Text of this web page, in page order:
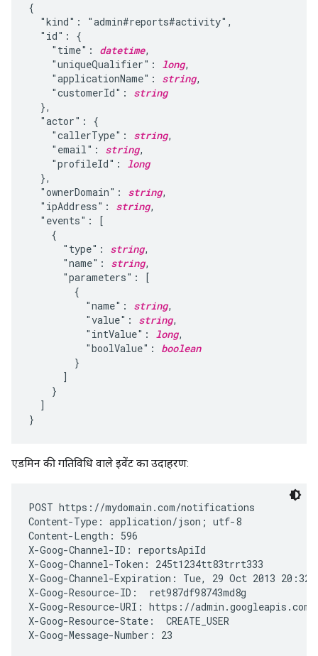
{
  "kind": "admin#reports#activity",
  "id": {
    "time":
datetime,
    "uniqueQualifier":
long,
    "applicationName":
string,
    "customerId":
string
  },
  "actor": {
    "callerType":
string,
    "email":
string,
    "profileId":
long
  },
  "ownerDomain":
string,
  "ipAddress":
string,
  "events": [
    {
      "type":
string,
      "name":
string,
      "parameters": [
        {
          "name":
string,
          "value":
string,
          "intValue":
long,
          "boolValue":
boolean
        }
      ]
    }
  ]
एडमिन की गतिविधि वाले इवेंट का उदाहरण:
POST https://mydomain.com/notifications
Content-Type: application/json; utf-8
Content-Length: 596
X-Goog-Channel-ID: reportsApiId
X-Goog-Channel-Token: 245t1234tt83trrt333
X-Goog-Channel-Expiration: Tue, 29 Oct 2013
X-Goog-Resource-ID:  ret987df98743md8g
X-Goog-Resource-URI: https://
X-Goog-Resource-State:  CREATE_USER
X-Goog-Message-Number: 23